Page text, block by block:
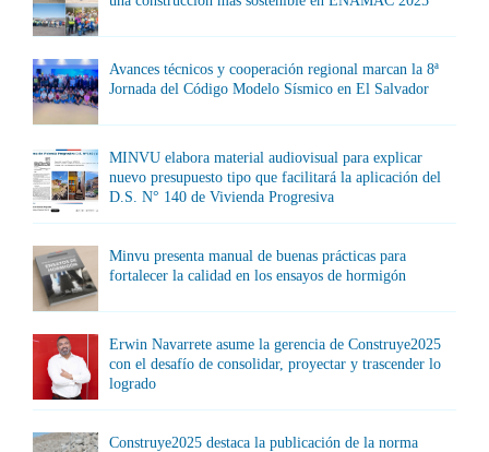
Avances técnicos y cooperación regional marcan la 8ª
Jornada del Código Modelo Sísmico en El Salvador
MINVU elabora material audiovisual para explicar
nuevo presupuesto tipo que facilitará la aplicación del
D.S. N° 140 de Vivienda Progresiva
Minvu presenta manual de buenas prácticas para
fortalecer la calidad en los ensayos de hormigón
Erwin Navarrete asume la gerencia de Construye2025
con el desafío de consolidar, proyectar y trascender lo
logrado
Construye2025 destaca la publicación de la norma